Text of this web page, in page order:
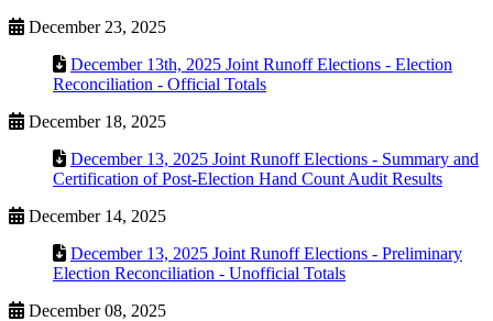
December 23, 2025
December 13th, 2025 Joint Runoff Elections - Election
Reconciliation - Official Totals
December 18, 2025
December 13, 2025 Joint Runoff Elections - Summary and
Certification of Post-Election Hand Count Audit Results
December 14, 2025
December 13, 2025 Joint Runoff Elections - Preliminary
Election Reconciliation - Unofficial Totals
December 08, 2025